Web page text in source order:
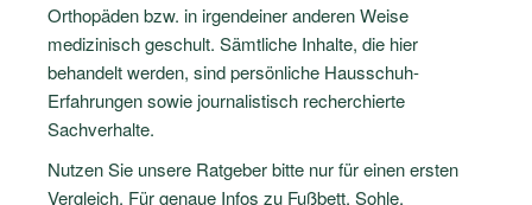
Orthopäden bzw. in irgendeiner anderen Weise
medizinisch geschult. Sämtliche Inhalte, die hier
behandelt werden, sind persönliche Hausschuh-
Erfahrungen sowie journalistisch recherchierte
Sachverhalte.
Nutzen Sie unsere Ratgeber bitte nur für einen ersten
Vergleich. Für genaue Infos zu Fußbett, Sohle,